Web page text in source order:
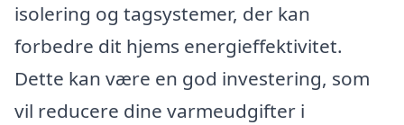
isolering og tagsystemer, der kan
forbedre dit hjems energieffektivitet.
Dette kan være en god investering, som
vil reducere dine varmeudgifter i